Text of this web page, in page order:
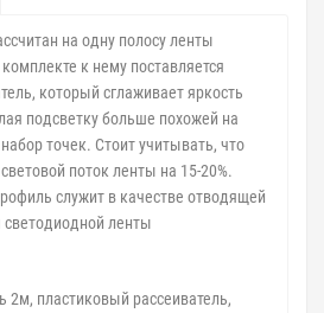
на одну полосу ленты
к нему поставляется
который сглаживает яркость
подсветку больше похожей на
точек. Стоит учитывать, что
поток ленты на 15-20%.
служит в качестве отводящей
светодиодной ленты
пластиковый рассеиватель,